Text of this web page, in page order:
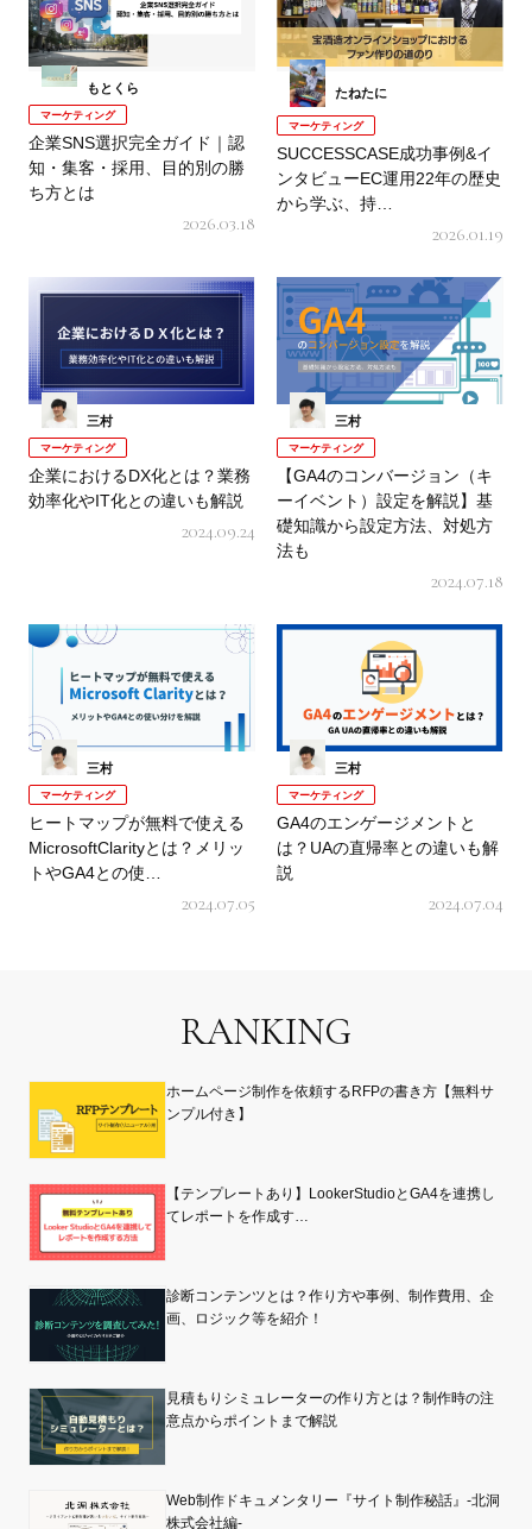
もとくら
マーケティング
企業SNS選択完全ガイド｜認
知・集客・採用、目的別の勝
ち方とは
2026.03.18
たねたに
マーケティング
SUCCESSCASE成功事例&イ
ンタビューEC運用22年の歴史
から学ぶ、持…
2026.01.19
三村
マーケティング
企業におけるDX化とは？業務
効率化やIT化との違いも解説
2024.09.24
三村
マーケティング
【GA4のコンバージョン（キ
ーイベント）設定を解説】基
礎知識から設定方法、対処方
法も
2024.07.18
三村
マーケティング
ヒートマップが無料で使える
MicrosoftClarityとは？メリッ
トやGA4との使…
2024.07.05
三村
マーケティング
GA4のエンゲージメントと
は？UAの直帰率との違いも解
説
2024.07.04
RANKING
ホームページ制作を依頼するRFPの書き方【無料サ
ンプル付き】
【テンプレートあり】LookerStudioとGA4を連携し
てレポートを作成す…
診断コンテンツとは？作り方や事例、制作費用、企
画、ロジック等を紹介！
見積もりシミュレーターの作り方とは？制作時の注
意点からポイントまで解説
Web制作ドキュメンタリー『サイト制作秘話』-北洞
株式会社編-